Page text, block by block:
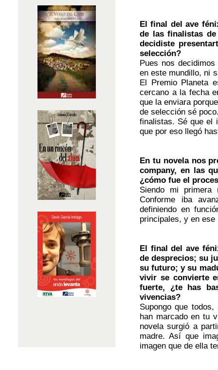
El final del ave
de las finalistas
decidiste
selección?
Pues nos
en este mundillo, ni
El Premio Planeta
cercano a la fecha
que la enviara
de selección sé
finalistas. Sé que el
que por eso llegó
En tu novela nos
company, en las
¿cómo fue el
Siendo mi
Conforme iba
definiendo en
principales, y en
El final del ave
de desprecios; su
su futuro; y su
vivir se convierte
fuerte, ¿te has
vivencias?
Supongo que
han marcado en tu
novela surgió a
madre. Así que
imagen que de ella